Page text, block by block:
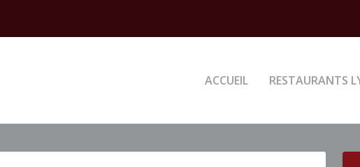
ACCUEIL RESTAURANTS